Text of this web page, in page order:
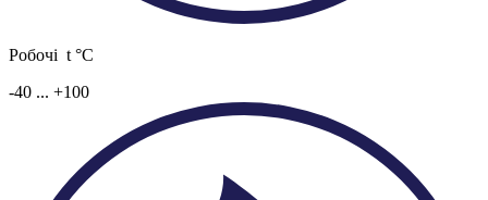
Робочі t °C
-40 ... +100